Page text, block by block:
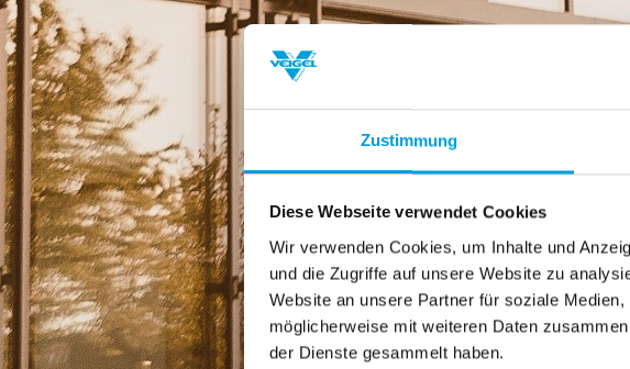
Zustimmung
Diese Webseite verwendet Cookies
Wir verwenden Cookies, um Inhalte und
und die Zugriffe auf unsere Website zu
Website an unsere Partner für soziale
möglicherweise mit weiteren Daten
der Dienste gesammelt haben.